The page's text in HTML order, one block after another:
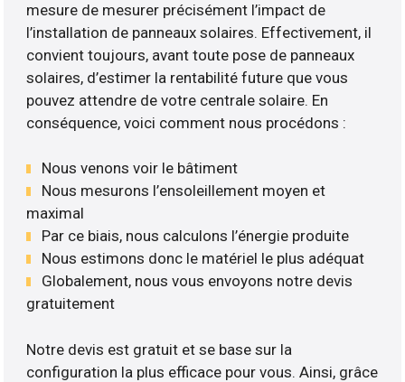
mesure de mesurer précisément l’impact de
l’installation de panneaux solaires. Effectivement, il
convient toujours, avant toute pose de panneaux
solaires, d’estimer la rentabilité future que vous
pouvez attendre de votre centrale solaire. En
conséquence, voici comment nous procédons :
Nous venons voir le bâtiment
Nous mesurons l’ensoleillement moyen et
maximal
Par ce biais, nous calculons l’énergie produite
Nous estimons donc le matériel le plus adéquat
Globalement, nous vous envoyons notre devis
gratuitement
Notre devis est gratuit et se base sur la
configuration la plus efficace pour vous. Ainsi, grâce